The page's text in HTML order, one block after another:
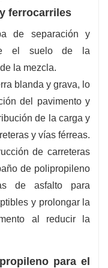
ferrocarriles
de separación y
el suelo de la
la mezcla.
blanda y grava, lo
del pavimento y
de la carga y
y vías férreas.
de carreteras
de polipropileno
de asfalto para
y prolongar la
al reducir la
para el